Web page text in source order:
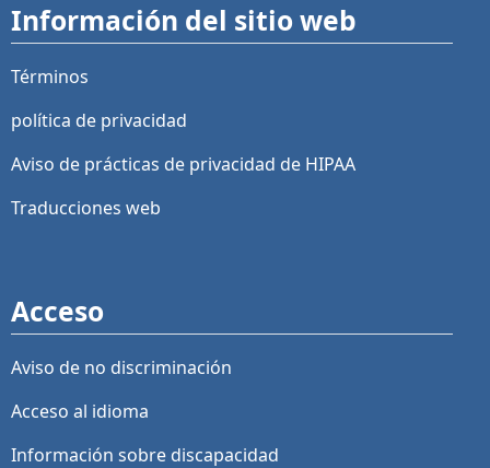
Información del sitio web
Términos
política de privacidad
Aviso de prácticas de privacidad de HIPAA
Traducciones web
Acceso
Aviso de no discriminación
Acceso al idioma
Información sobre discapacidad